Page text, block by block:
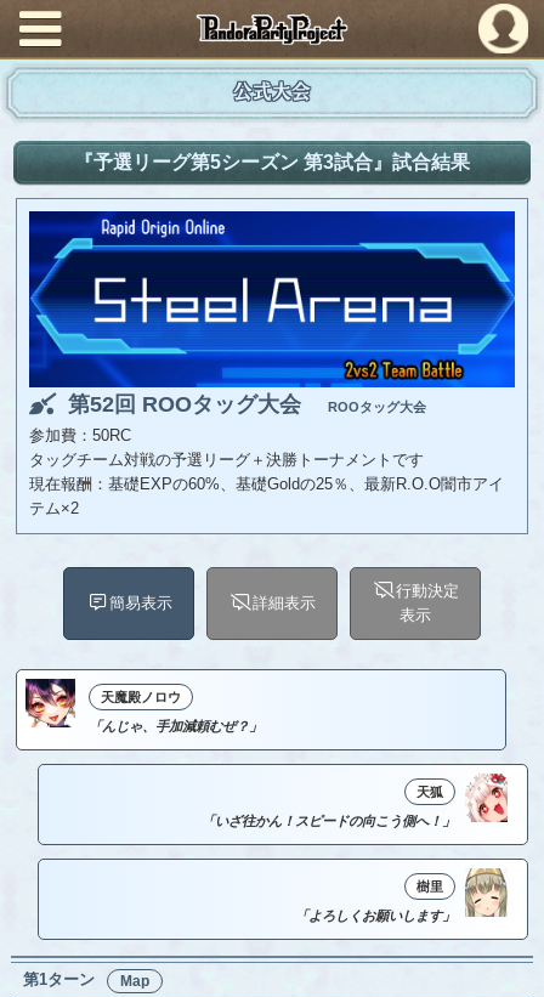
PandoraPartyProject
公式大会
『予選リーグ第5シーズン 第3試合』試合結果
第52回 ROOタッグ大会 ROOタッグ大会
参加費：50RC
タッグチーム対戦の予選リーグ＋決勝トーナメントです
現在報酬：基礎EXPの60%、基礎Goldの25％、最新R.O.O闇市アイ
テム×2
簡易表示 詳細表示
行動決定
表示
天魔殿ノロウ
「んじゃ、手加減頼むぜ？」
天狐
「いざ往かん！スピードの向こう側へ！」
樹里
「よろしくお願いします」
第1ターン Map